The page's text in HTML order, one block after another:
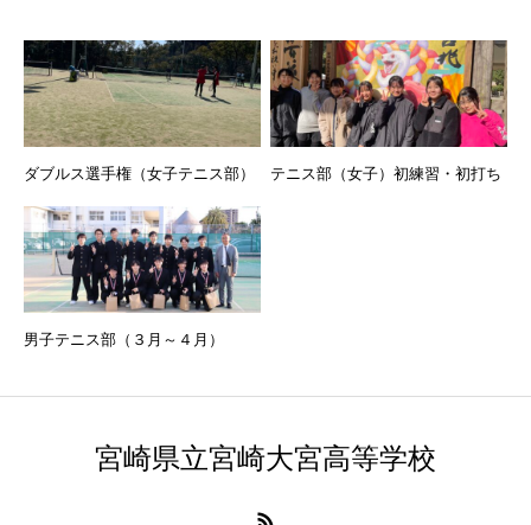
ダブルス選手権（女子テニス部） テニス部（女子）初練習・初打ち
男子テニス部（３月～４月）
宮崎県立宮崎大宮高等学校